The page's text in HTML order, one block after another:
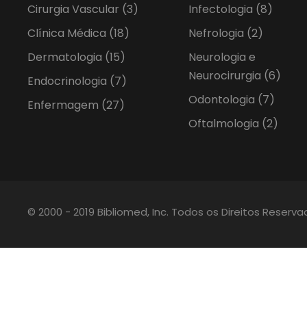
Cirurgia Vascular (3)
Clínica Médica (18)
Dermatologia (15)
Endocrinologia (7)
Enfermagem (27)
Infectologia (8)
Nefrologia (2)
Neurologia e
Neurocirurgia (6)
Odontologia (7)
Oftalmologia (2)
© 2000 - 2019 Bibliomed, Inc. Todos os Direitos